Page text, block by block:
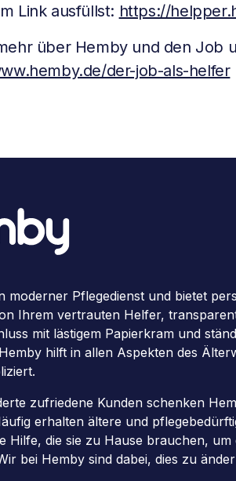
Link ausfüllst: https://
über Hemby und den Job
der-job-als-helfer
moderner Pflegedienst und bietet
Ihrem vertrauten Helfer,
mit lästigem Papierkram und
hilft in allen Aspekten des
zufriedene Kunden schenken
erhalten ältere und
Hilfe, die sie zu Hause brauchen,
bei Hemby sind dabei, dies zu